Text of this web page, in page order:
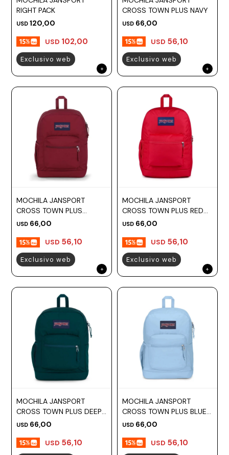
RIGHT PACK
USD 120,00
USD 102,00
Exclusivo web
CROSS TOWN PLUS NAVY
USD 66,00
USD 56,10
Exclusivo web
MOCHILA JANSPORT
CROSS TOWN PLUS
RUSSET RED
USD 66,00
USD 56,10
Exclusivo web
MOCHILA JANSPORT
CROSS TOWN PLUS RED
TAPE
USD 66,00
USD 56,10
Exclusivo web
MOCHILA JANSPORT
CROSS TOWN PLUS DEEP
JUNIPER
USD 66,00
USD 56,10
MOCHILA JANSPORT
CROSS TOWN PLUS BLUE
DUSK
USD 66,00
USD 56,10